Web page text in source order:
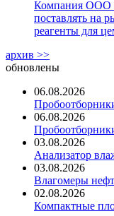
Компания ООО
поставлять на
реагенты для
архив >>
обновлены
06.08.2026
06.08.2026
03.08.2026
Анализатор
03.08.2026
Влагомеры
02.08.2026
Компактные